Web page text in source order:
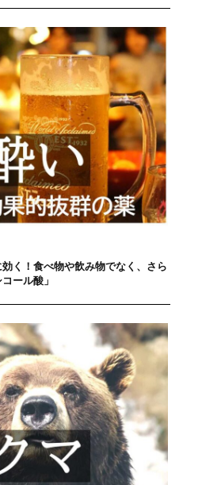
効く！食べ物や飲み物でなく、さら
ール酸」